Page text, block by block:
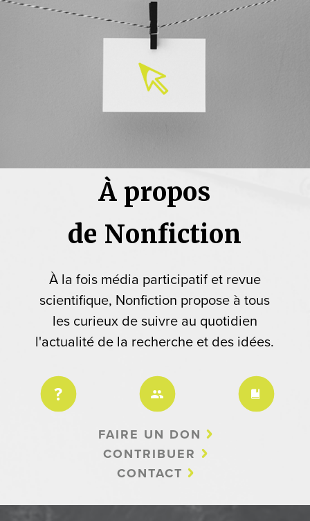
À propos
de Nonfiction
À la fois média participatif et revue
scientifique, Nonfiction propose à tous
les curieux de suivre au quotidien
l'actualité de la recherche et des idées.
FAIRE UN DON
CONTRIBUER
CONTACT